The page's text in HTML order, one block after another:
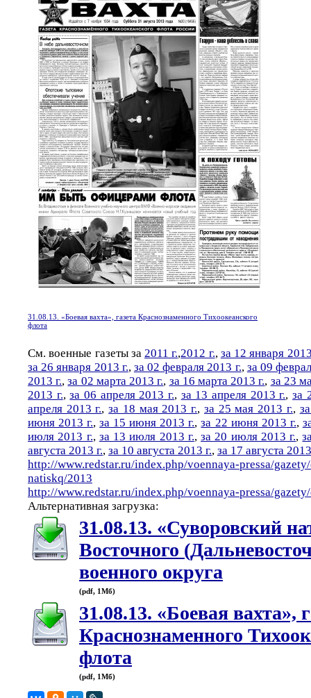
31.08.13. «Боевая вахта», газета Краснознаменного Тихоокеанского
флота
См. военные газеты за 2011 г.,2012 г., за 12 января
за 26 января 2013 г., за 02 февраля 2013 г., за 09
2013 г.,за 02 марта 2013 г., за 16 марта 2013 г., за 23
2013 г.,за 06 апреля 2013 г., за 13 апреля 2013 г.,за
апреля 2013 г.,за 18 мая 2013 г., за 25 мая 2013 г.,
июня 2013 г.,за 15 июня 2013 г.,за 22 июня 2013 г.,
июля 2013 г., за 13 июля 2013 г.,за 20 июля 2013 г.,
августа 2013 г., за 10 августа 2013 г., за 17 августа
http://www.redstar.ru/index.php/voennaya-pressa/
natiskq/2013
http://www.redstar.ru/index.php/voennaya-pressa/
Альтернативная загрузка:
31.08.13. «Суворовский
Восточного
военного округа
(pdf, 1Мб)
31.08.13. «Боевая вахта»,
Краснознаменного
флота
(pdf, 1Мб)